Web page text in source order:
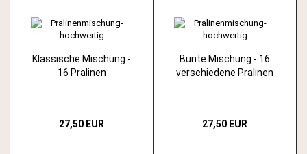
Klassische Mischung -
16 Pralinen
27,50 EUR
Bunte Mischung - 16
verschiedene Pralinen
27,50 EUR